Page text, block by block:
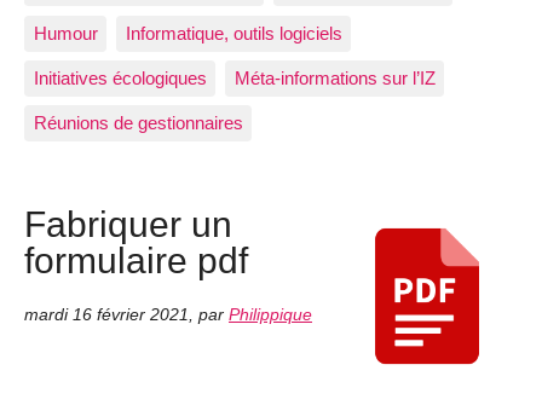
Humour Informatique, outils logiciels
Initiatives écologiques Méta-informations sur l’IZ
Réunions de gestionnaires
Fabriquer un
formulaire pdf
mardi 16 février 2021 par Philippique